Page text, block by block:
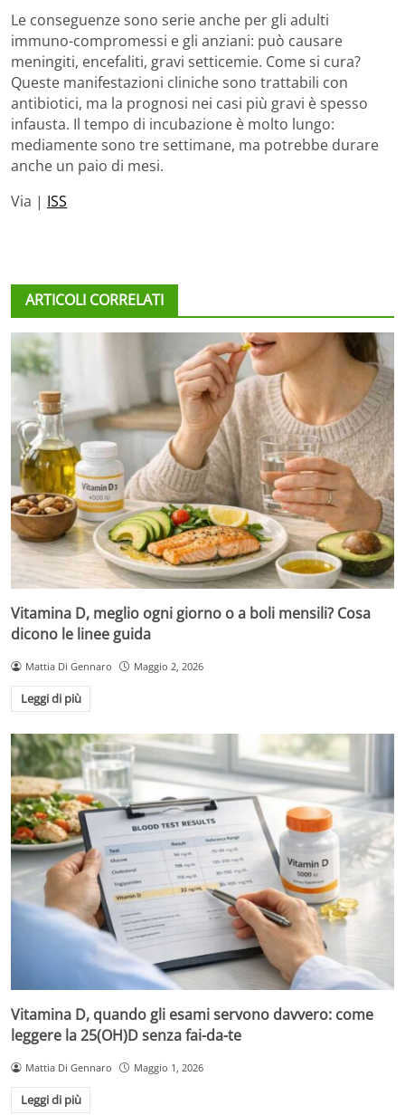
Le conseguenze sono serie anche per gli adulti
immuno-compromessi e gli anziani: può causare
meningiti, encefaliti, gravi setticemie. Come si cura?
Queste manifestazioni cliniche sono trattabili con
antibiotici, ma la prognosi nei casi più gravi è spesso
infausta. Il tempo di incubazione è molto lungo:
mediamente sono tre settimane, ma potrebbe durare
anche un paio di mesi.
Via | ISS
ARTICOLI CORRELATI
Vitamina D, meglio ogni giorno o a boli mensili? Cosa
dicono le linee guida
Mattia Di Gennaro Maggio 2, 2026
Leggi di più
Vitamina D, quando gli esami servono davvero: come
leggere la 25(OH)D senza fai-da-te
Mattia Di Gennaro Maggio 1, 2026
Leggi di più